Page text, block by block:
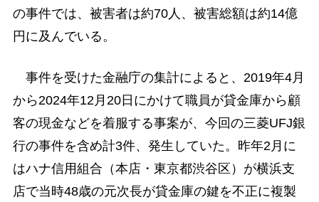
の事件では、被害者は約70人、被害総額は約14億
円に及んでいる。
事件を受けた金融庁の集計によると、2019年4月
から2024年12月20日にかけて職員が貸金庫から顧
客の現金などを着服する事案が、今回の三菱UFJ銀
行の事件を含め計3件、発生していた。昨年2月に
はハナ信用組合（本店・東京都渋谷区）が横浜支
店で当時48歳の元次長が貸金庫の鍵を不正に複製